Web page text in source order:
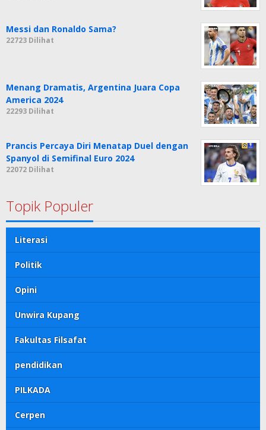
Messi dan Ronaldo Sama?
22723 Dilihat
Menang Dramatis, Argentina Juara Copa
America 2024
22293 Dilihat
Prancis Percaya Diri Menatap Duel dengan
Spanyol di Semifinal Euro 2024
22072 Dilihat
Topik Populer
Literasi
Politik
Opini
Unwira Kupang
Fakultas Filsafat
pendidikan
PILKADA
Cerpen